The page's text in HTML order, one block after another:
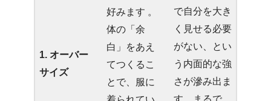
1. オーバー
サイズ
好みます 。
体の「余
白」をあえ
てつくるこ
とで、服に
で自分を大き
く見せる必要
がない、とい
う内面的な強
さが滲み出ま
す。まるで、